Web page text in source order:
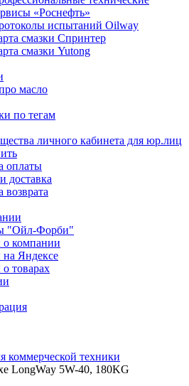
«Роснефть»
испытаний Oilway
смазки Спринтер
смазки Yutong
масло
по тегам
личного кабинета для юр.лиц
оплаты
доставка
возврата
"Ойл-Форби"
компании
Яндексе
товарах
коммерческой техники
LongWay 5W-40, 180KG